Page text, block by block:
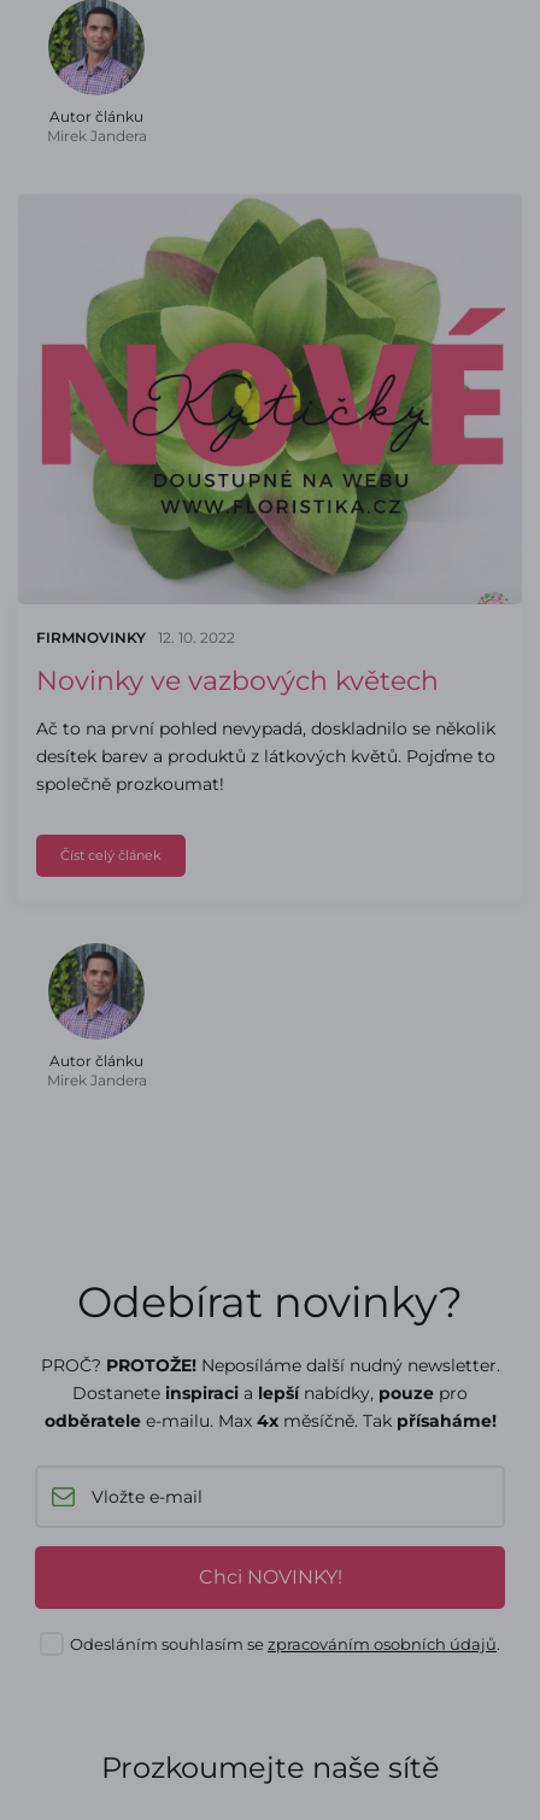
Autor článku
Mirek Jandera
FIRMNOVINKY 12. 10. 2022
Novinky ve vazbových květech
Ač to na první pohled nevypadá, doskladnilo se několik
desítek barev a produktů z látkových květů. Pojďme to
společně prozkoumat!
Číst celý článek
Autor článku
Mirek Jandera
Odebírat novinky?
PROČ? PROTOŽE! Neposíláme další nudný newsletter.
Dostanete inspiraci a lepšínabídky, pouze pro
odběratelee-mailu. Max 4xměsíčně. Tak přísaháme!
Chci NOVINKY!
Odesláním souhlasím sezpracováním osobních údajů.
Prozkoumejte naše sítě